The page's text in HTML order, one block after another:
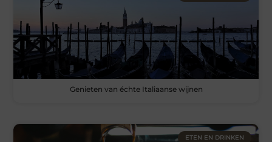
Genieten van échte Italiaanse wijnen
ETEN EN DRINKEN